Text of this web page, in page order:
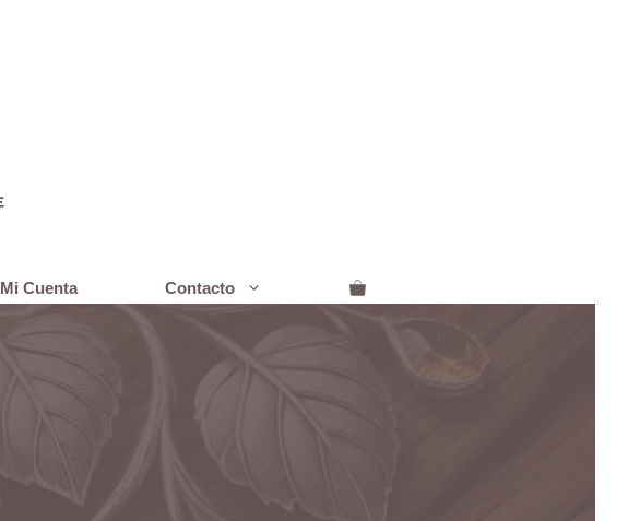
Mi Cuenta Contacto